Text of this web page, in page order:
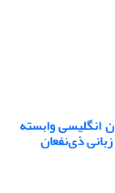
انگلیسی وابسته
ذی‌نفعان